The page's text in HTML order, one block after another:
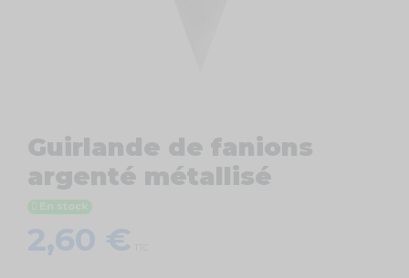
Guirlande de fanions
argenté métallisé
En stock
2,60 €